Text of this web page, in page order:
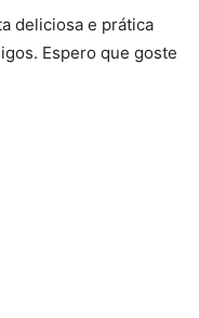
deliciosa e prática
Espero que goste